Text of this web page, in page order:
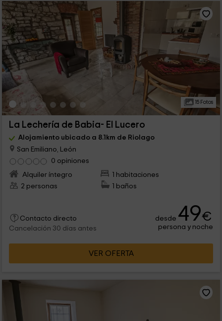
15 Fotos
La Lechería de Babia- El Lucero
Alojamiento ubicado a 8.1km de Riolago
San Emiliano, León
0 opiniones
Alquiler íntegro
1 habitaciones
2 personas
1 baños
Contacto directo
Cancelación 30 días antes
desde 49€
persona y noche
VER OFERTA